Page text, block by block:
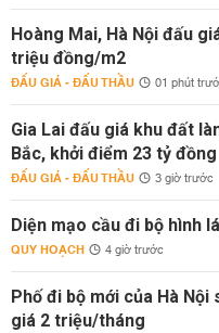
Hoàng Mai, Hà Nội đấu
triệu đồng/m2
ĐẤU GIÁ - ĐẤU THẦU 01 phút
Gia Lai đấu giá khu đất
Bắc, khởi điểm 23 tỷ đồng
ĐẤU GIÁ - ĐẤU THẦU 3 giờ trước
Diện mạo cầu đi bộ hình
QUY HOẠCH 4 giờ trước
Phố đi bộ mới của Hà
giá 2 triệu/tháng